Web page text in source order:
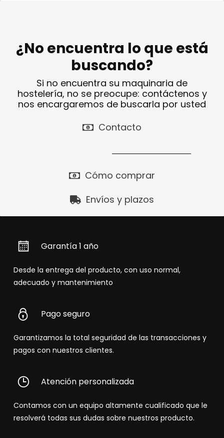
¿No encuentra lo que está
buscando?
Si no encuentra su maquinaria de
hostelería, no se preocupe: contáctenos y
nos encargaremos de buscarla por usted
Contacto
Cómo comprar
Envíos y plazos
Garantía 1 año
Desde la entrega del producto, con uso normal,
adecuado y mantenimiento
Pago seguro
Garantizamos la total seguridad de las transacciones y
pagos con nuestros clientes.
Atención personalizada
Contamos con un equipo altamente cualificado que le
resolverá todas sus dudas sobre nuestros producto.